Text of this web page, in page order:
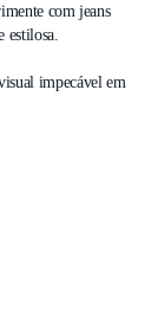
com jeans
estilosa.